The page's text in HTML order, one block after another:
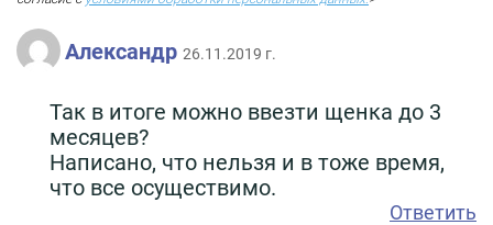
Александр 26.11.2019 г.
Так в итоге можно ввезти щенка до 3
месяцев?
Написано, что нельзя и в тоже время,
что все осуществимо.
Ответить